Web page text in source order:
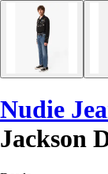
Nudie
Jackson